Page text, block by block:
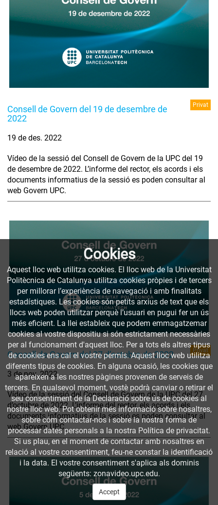
Consell de Govern del 19 de desembre de
2022
Privat
19 de des. 2022
Vídeo de la sessió del Consell de Govern de la UPC del 19
de desembre de 2022. L’informe del rector, els acords i els
documents informatius de la sessió es poden consultar al
web Govern UPC.
Consell de Govern del 27 d’octubre de 2022 Privat
3 de nov. 2022
Vídeo de la sessió del Consell de Govern de la UPC del 27
d’octubre de 2022. L’informe del rector, els acords i els
documents informatius de la sessió es poden consultar al
web Govern UPC.
Cookies
Aquest lloc web utilitza cookies. El lloc web de la Universitat
Politècnica de Catalunya utilitza cookies pròpies i de tercers
per millorar l’experiència de navegació i amb finalitats
estadístiques. Les cookies són petits arxius de text que els
llocs web poden utilitzar perquè l’usuari en pugui fer un ús
més eficient. La llei estableix que podem emmagatzemar
cookies al vostre dispositiu si són estrictament necessàries
per al funcionament d'aquest lloc. Per a tots els altres tipus
de cookies ens cal el vostre permís. Aquest lloc web utilitza
diferents tipus de cookies. En alguna ocasió, les cookies que
apareixen a les nostres pàgines provenen de serveis de
tercers. En qualsevol moment, vostè podrà canviar o retirar el
seu consentiment de la Declaració sobre ús de cookies al
nostre lloc web. Pot obtenir més informació sobre nosaltres,
sobre cóm contactar-nos i sobre la nostra forma de
processar dates personals a la nostra Política de privacitat.
Si us plau, en el moment de contactar amb nosaltres en
relació al vostre consentiment, feu-ne constar la identificació
i la data. El vostre consentiment s'aplica als dominis
següents: zonavideo.upc.edu.
Accept